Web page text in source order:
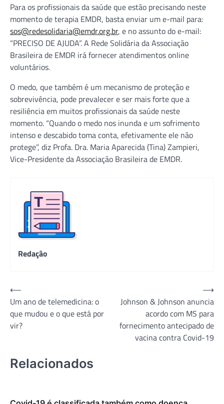
Para os profissionais da saúde que estão precisando neste
momento de terapia EMDR, basta enviar um e-mail para:
sos@redesolidaria@emdr.org.br, e no assunto do e-mail:
“PRECISO DE AJUDA”. A Rede Solidária da Associação
Brasileira de EMDR irá fornecer atendimentos online
voluntários.
O medo, que também é um mecanismo de proteção e
sobrevivência, pode prevalecer e ser mais forte que a
resiliência em muitos profissionais da saúde neste
momento. “Quando o medo nos inunda e um sofrimento
intenso e descabido toma conta, efetivamente ele não
protege”, diz Profa. Dra. Maria Aparecida (Tina) Zampieri,
Vice-Presidente da Associação Brasileira de EMDR.
Redação
Navegação
de
Post
⟵
Um ano de telemedicina: o
que mudou e o que está por
vir?
Johnson & Johnson anuncia
acordo com MS para
fornecimento antecipado de
vacina contra Covid-19
⟶
Relacionados